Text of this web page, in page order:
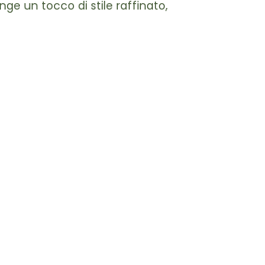
un tocco di stile raffinato,